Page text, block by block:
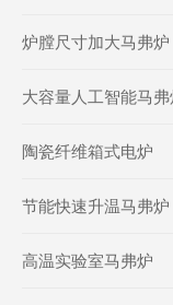
炉膛尺寸加大马弗炉
大容量人工智能马弗
陶瓷纤维箱式电炉
节能快速升温马弗炉
高温实验室马弗炉